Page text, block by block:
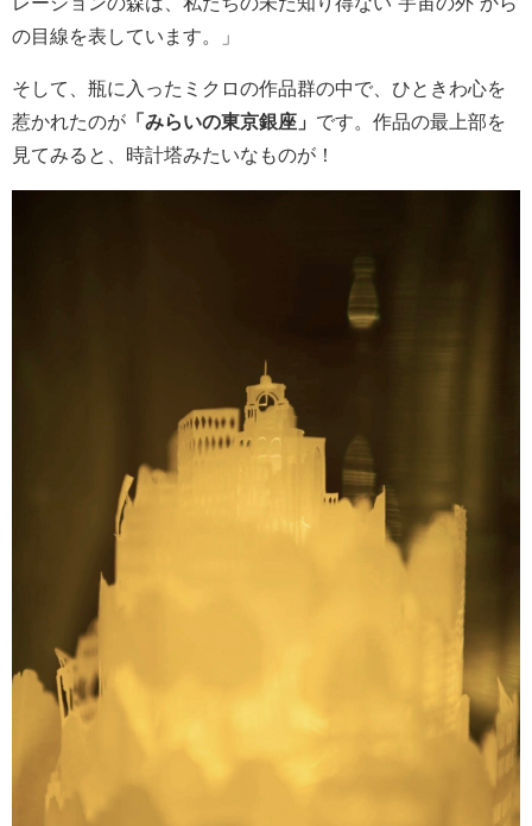
の目線を表しています。」
そして、瓶に入ったミクロの作品群の中で、ひときわ心を
惹かれたのが 「みらいの東京銀座」 です。作品の最上部を
見てみると、時計塔みたいなものが！